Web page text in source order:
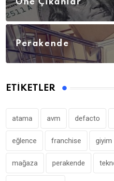
Öne Çıkanlar
Perakende
ETIKETLER
atama avm defacto
eğlence franchise giyim
mağaza perakende